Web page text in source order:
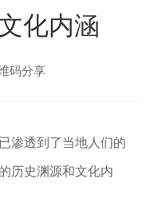
化内涵
码分享
渗透到了当地人们的
历史渊源和文化内